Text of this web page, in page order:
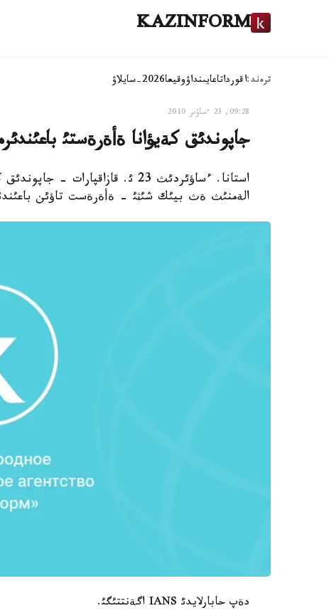
KAZINFORM
ترەند:اقورداتاعايىنداۋوقيعا2026-سايلاۋ
09:28, 23 ءساۋىر 2010
جاپوندئق كةيؤانا ةأةرةستئ
استانا. ءساؤئردئث 23 ئ.
الةمنئث ةث بيئك شئثئ - ةأةرةست تاؤئن
دةپ حابارلايدئ IANS اگةنتتئگئ.